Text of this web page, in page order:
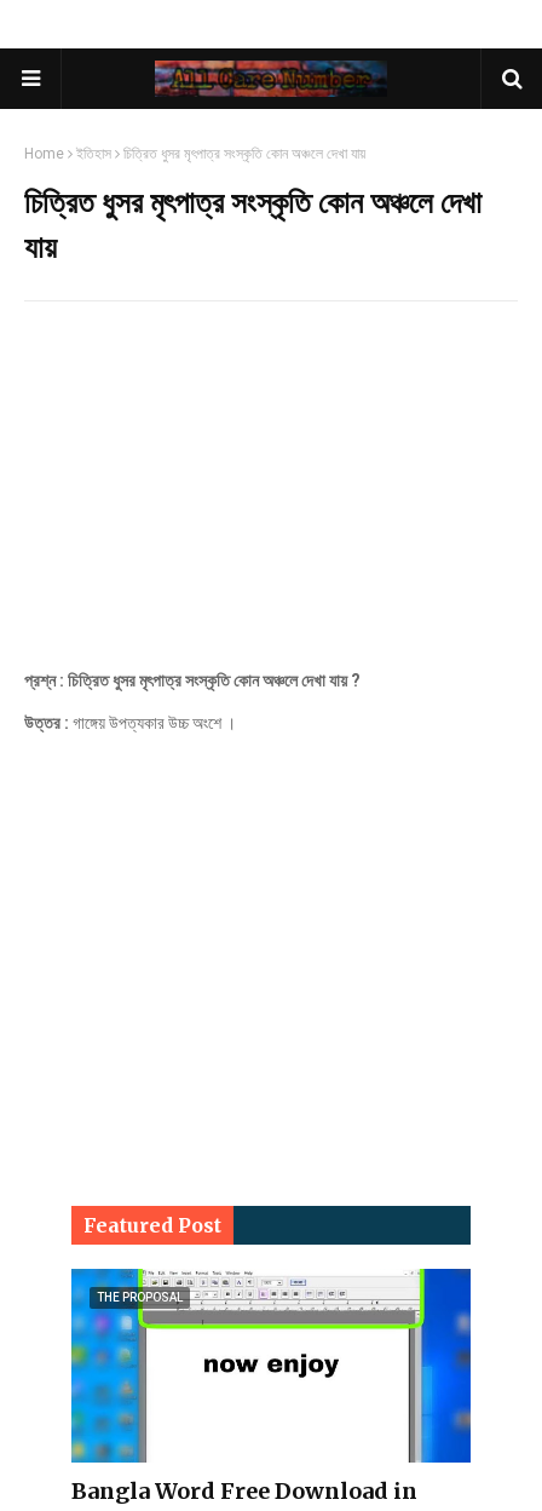
Home ইতিহাস চিত্রিত ধুসর মৃৎপাত্র সংস্কৃতি কোন অঞ্চলে দেখা যায়
চিত্রিত ধুসর মৃৎপাত্র সংস্কৃতি কোন অঞ্চলে দেখা
যায়
প্রশ্ন : চিত্রিত ধুসর মৃৎপাত্র সংস্কৃতি কোন অঞ্চলে দেখা যায় ?
উত্তর : গাঙ্গেয় উপত্যকার উচ্চ অংশে ।
Featured Post
THE PROPOSAL
Bangla Word Free Download in